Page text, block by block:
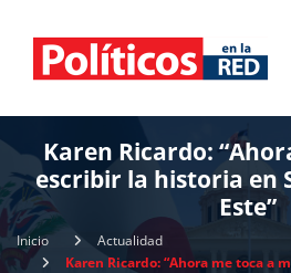
Karen Ricardo:
escribir la historia en
Este”
Inicio
Actualidad
Karen Ricardo: “Ahora me toca a